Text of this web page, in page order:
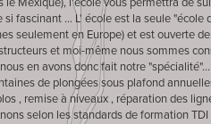
le Mexique), l'école vous permettra de
si fascinant ... L' école est la seule
seulement en Europe) et est ouverte
et moi-même nous sommes
en avons donc fait notre "spécialité"...
de plongées sous plafond
, remise à niveaux , réparation des
selon les standards de formation TDI